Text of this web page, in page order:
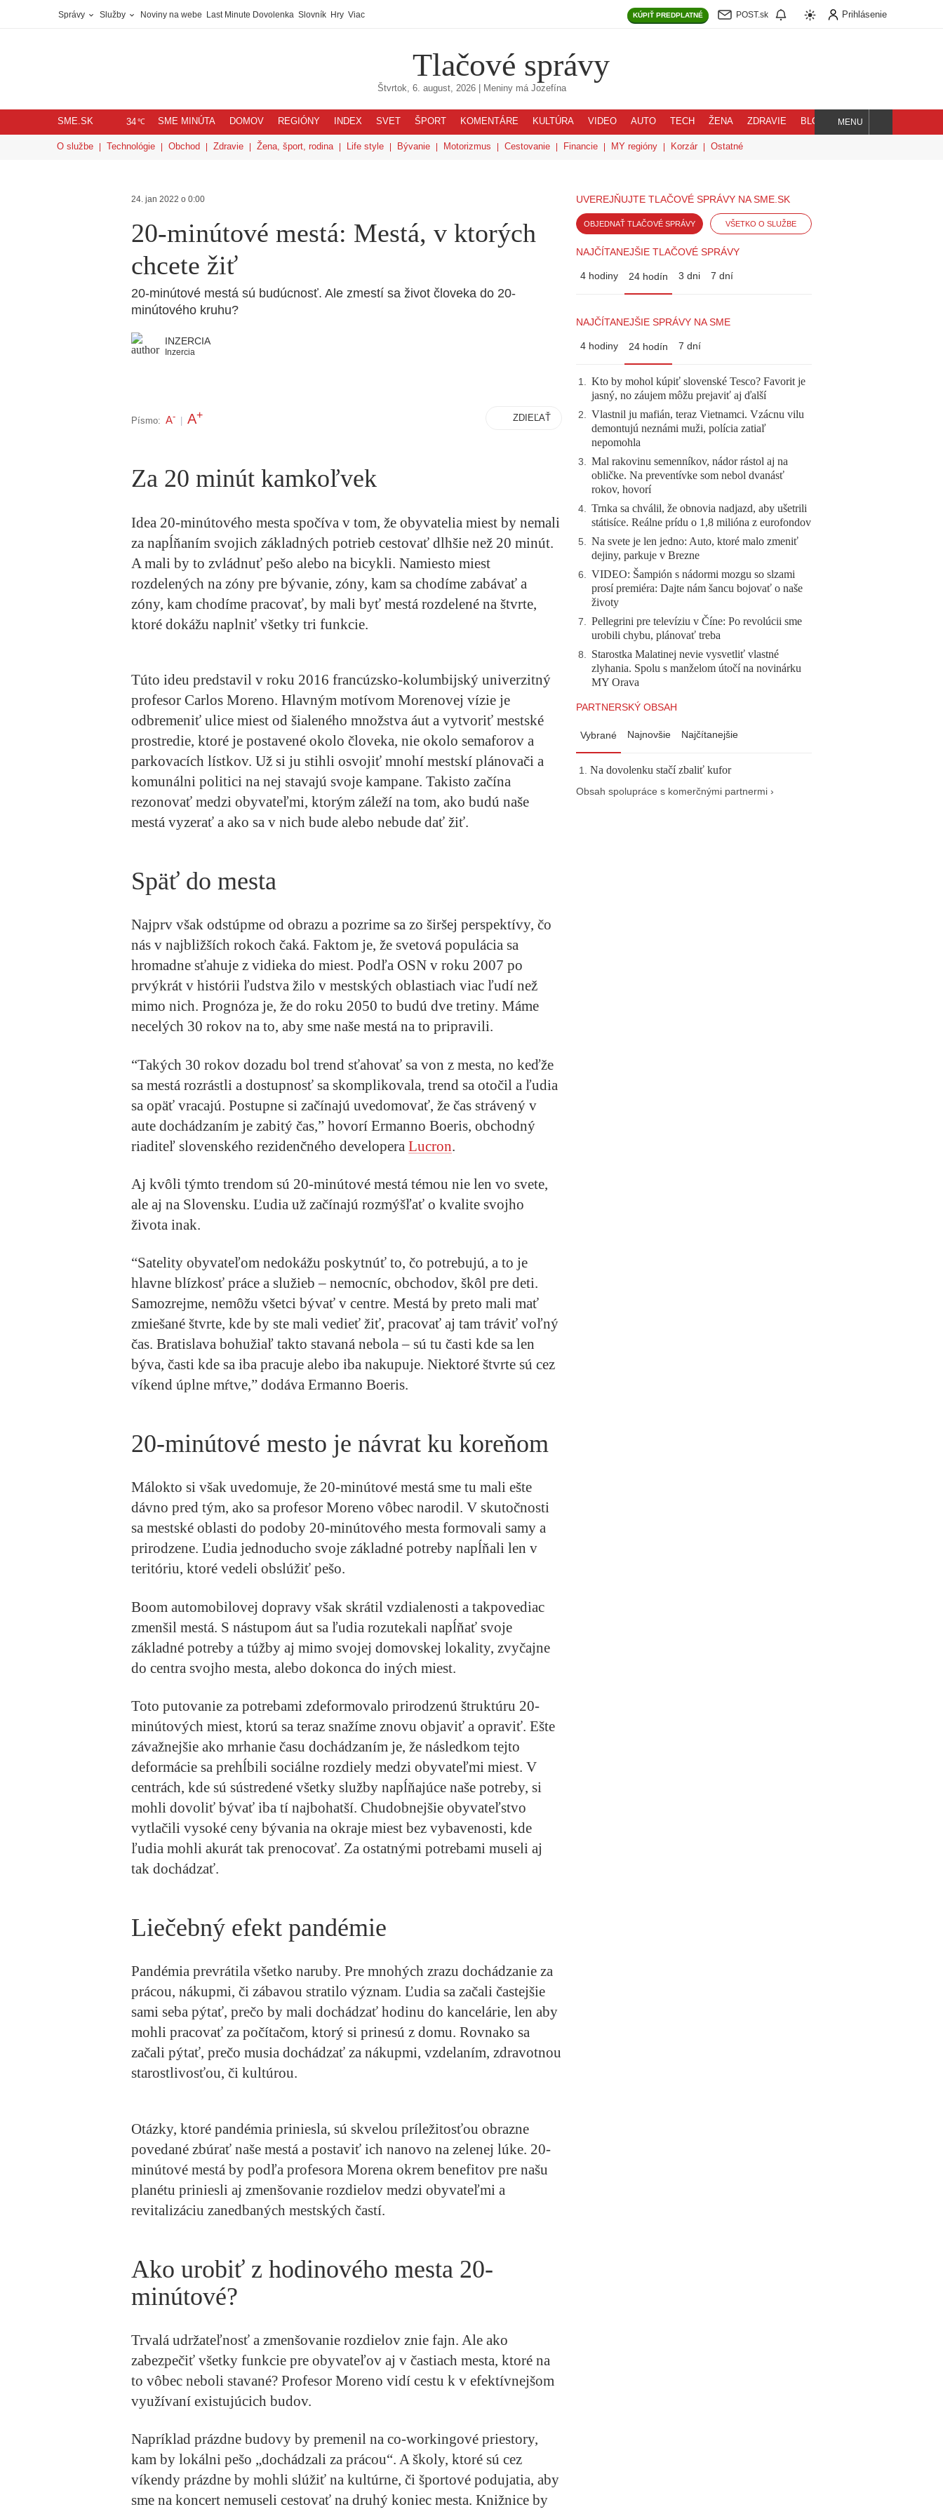
Správy Služby Noviny na webe Last Minute Dovolenka Slovník Hry Viac KÚPIŤ PREDPLATNÉ POST.sk Prihlásenie
Tlačové správy
Štvrtok, 6. august, 2026| Meniny má Jozefína
SME.SK 34℃ SME MINÚTA DOMOV REGIÓNY INDEX SVET ŠPORT KOMENTÁRE KULTÚRA VIDEO AUTO TECH ŽENA ZDRAVIE BLOG
Hľadaj
MENU
O službe Technológie Obchod Zdravie Žena, šport, rodina Life style Bývanie Motorizmus Cestovanie Financie MY regióny Korzár Ostatné
24. jan 2022 o 0:00
20-minútové mestá: Mestá, v ktorých
chcete žiť
20-minútové mestá sú budúcnosť. Ale zmestí sa život človeka do 20-
minútového kruhu?
INZERCIA
Inzercia
Písmo: A- A+ ZDIEĽAŤ
Za 20 minút kamkoľvek
Idea 20-minútového mesta spočíva v tom, že obyvatelia miest by nemali
za napĺňaním svojich základných potrieb cestovať dlhšie než 20 minút.
A mali by to zvládnuť pešo alebo na bicykli. Namiesto miest
rozdelených na zóny pre bývanie, zóny, kam sa chodíme zabávať a
zóny, kam chodíme pracovať, by mali byť mestá rozdelené na štvrte,
ktoré dokážu naplniť všetky tri funkcie.
Túto ideu predstavil v roku 2016 francúzsko-kolumbijský univerzitný
profesor Carlos Moreno. Hlavným motívom Morenovej vízie je
odbremeniť ulice miest od šialeného množstva áut a vytvoriť mestské
prostredie, ktoré je postavené okolo človeka, nie okolo semaforov a
parkovacích lístkov. Už si ju stihli osvojiť mnohí mestskí plánovači a
komunálni politici na nej stavajú svoje kampane. Takisto začína
rezonovať medzi obyvateľmi, ktorým záleží na tom, ako budú naše
mestá vyzerať a ako sa v nich bude alebo nebude dať žiť.
Späť do mesta
Najprv však odstúpme od obrazu a pozrime sa zo širšej perspektívy, čo
nás v najbližších rokoch čaká. Faktom je, že svetová populácia sa
hromadne sťahuje z vidieka do miest. Podľa OSN v roku 2007 po
prvýkrát v histórii ľudstva žilo v mestských oblastiach viac ľudí než
mimo nich. Prognóza je, že do roku 2050 to budú dve tretiny. Máme
necelých 30 rokov na to, aby sme naše mestá na to pripravili.
“Takých 30 rokov dozadu bol trend sťahovať sa von z mesta, no keďže
sa mestá rozrástli a dostupnosť sa skomplikovala, trend sa otočil a ľudia
sa opäť vracajú. Postupne si začínajú uvedomovať, že čas strávený v
aute dochádzaním je zabitý čas,” hovorí Ermanno Boeris, obchodný
riaditeľ slovenského rezidenčného developera Lucron.
Aj kvôli týmto trendom sú 20-minútové mestá témou nie len vo svete,
ale aj na Slovensku. Ľudia už začínajú rozmýšľať o kvalite svojho
života inak.
“Satelity obyvateľom nedokážu poskytnúť to, čo potrebujú, a to je
hlavne blízkosť práce a služieb – nemocníc, obchodov, škôl pre deti.
Samozrejme, nemôžu všetci bývať v centre. Mestá by preto mali mať
zmiešané štvrte, kde by ste mali vedieť žiť, pracovať aj tam tráviť voľný
čas. Bratislava bohužiaľ takto stavaná nebola – sú tu časti kde sa len
býva, časti kde sa iba pracuje alebo iba nakupuje. Niektoré štvrte sú cez
víkend úplne mŕtve,” dodáva Ermanno Boeris.
20-minútové mesto je návrat ku koreňom
Málokto si však uvedomuje, že 20-minútové mestá sme tu mali ešte
dávno pred tým, ako sa profesor Moreno vôbec narodil. V skutočnosti
sa mestské oblasti do podoby 20-minútového mesta formovali samy a
prirodzene. Ľudia jednoducho svoje základné potreby napĺňali len v
teritóriu, ktoré vedeli obslúžiť pešo.
Boom automobilovej dopravy však skrátil vzdialenosti a takpovediac
zmenšil mestá. S nástupom áut sa ľudia rozutekali napĺňať svoje
základné potreby a túžby aj mimo svojej domovskej lokality, zvyčajne
do centra svojho mesta, alebo dokonca do iných miest.
Toto putovanie za potrebami zdeformovalo prirodzenú štruktúru 20-
minútových miest, ktorú sa teraz snažíme znovu objaviť a opraviť. Ešte
závažnejšie ako mrhanie času dochádzaním je, že následkom tejto
deformácie sa prehĺbili sociálne rozdiely medzi obyvateľmi miest. V
centrách, kde sú sústredené všetky služby napĺňajúce naše potreby, si
mohli dovoliť bývať iba tí najbohatší. Chudobnejšie obyvateľstvo
vytlačili vysoké ceny bývania na okraje miest bez vybavenosti, kde
ľudia mohli akurát tak prenocovať. Za ostatnými potrebami museli aj
tak dochádzať.
Liečebný efekt pandémie
Pandémia prevrátila všetko naruby. Pre mnohých zrazu dochádzanie za
prácou, nákupmi, či zábavou stratilo význam. Ľudia sa začali častejšie
sami seba pýtať, prečo by mali dochádzať hodinu do kancelárie, len aby
mohli pracovať za počítačom, ktorý si prinesú z domu. Rovnako sa
začali pýtať, prečo musia dochádzať za nákupmi, vzdelaním, zdravotnou
starostlivosťou, či kultúrou.
Otázky, ktoré pandémia priniesla, sú skvelou príležitosťou obrazne
povedané zbúrať naše mestá a postaviť ich nanovo na zelenej lúke. 20-
minútové mestá by podľa profesora Morena okrem benefitov pre našu
planétu priniesli aj zmenšovanie rozdielov medzi obyvateľmi a
revitalizáciu zanedbaných mestských častí.
Ako urobiť z hodinového mesta 20-
minútové?
Trvalá udržateľnosť a zmenšovanie rozdielov znie fajn. Ale ako
zabezpečiť všetky funkcie pre obyvateľov aj v častiach mesta, ktoré na
to vôbec neboli stavané? Profesor Moreno vidí cestu k v efektívnejšom
využívaní existujúcich budov.
Napríklad prázdne budovy by premenil na co-workingové priestory,
kam by lokálni pešo „dochádzali za prácou“. A školy, ktoré sú cez
víkendy prázdne by mohli slúžiť na kultúrne, či športové podujatia, aby
sme na koncert nemuseli cestovať na druhý koniec mesta. Knižnice by
UVEREJŇUJTE TLAČOVÉ SPRÁVY NA SME.SK
OBJEDNAŤ TLAČOVÉ SPRÁVY VŠETKO O SLUŽBE
NAJČÍTANEJŠIE TLAČOVÉ SPRÁVY
4 hodiny 24 hodín 3 dni 7 dní
NAJČÍTANEJŠIE SPRÁVY NA SME
4 hodiny 24 hodín 7 dní
1. Kto by mohol kúpiť slovenské Tesco? Favorit je
jasný, no záujem môžu prejaviť aj ďalší
2. Vlastnil ju mafián, teraz Vietnamci. Vzácnu vilu
demontujú neznámi muži, polícia zatiaľ
nepomohla
3. Mal rakovinu semenníkov, nádor rástol aj na
obličke. Na preventívke som nebol dvanásť
rokov, hovorí
4. Trnka sa chválil, že obnovia nadjazd, aby ušetrili
státisíce. Reálne prídu o 1,8 milióna z eurofondov
5. Na svete je len jedno: Auto, ktoré malo zmeniť
dejiny, parkuje v Brezne
6. VIDEO: Šampión s nádormi mozgu so slzami
prosí premiéra: Dajte nám šancu bojovať o naše
životy
7. Pellegrini pre televíziu v Číne: Po revolúcii sme
urobili chybu, plánovať treba
8. Starostka Malatinej nevie vysvetliť vlastné
zlyhania. Spolu s manželom útočí na novinárku
MY Orava
PARTNERSKÝ OBSAH
Vybrané Najnovšie Najčítanejšie
Na dovolenku stačí zbaliť kufor
Obsah spolupráce s komerčnými partnermi ›